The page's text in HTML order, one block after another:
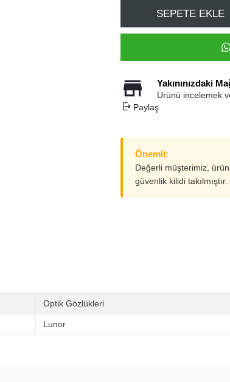
SEPETE EKLE
Yakınınızdaki
Ürünü incelemek
Paylaş
Önemli:
Değerli müşterimiz,
güvenlik kilidi
Optik Gözlükleri
Lunor